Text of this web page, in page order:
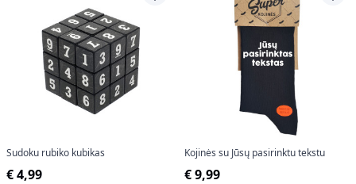
Sudoku rubiko kubikas
€ 4,99
Kojinės su Jūsų pasirinktu tekstu
€ 9,99